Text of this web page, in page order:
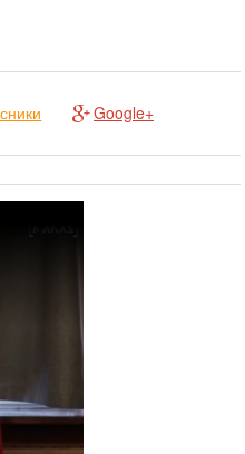
Google+